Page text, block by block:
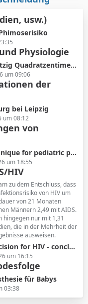
usw.)
Physiologie
Quadratzentimeter!
um 09:06
der
bei Leipzig
um 08:12
von
phimosis treatment
um 18:55
HIV
zu dem Entschluss, dass
von HIV um
von 21 Monaten
Männern 2,49 mit AIDS.
hingegen nur mit 1,31
die in der Mehrheit der
ausweisen.
sensitive to assumptions
um 16:15
für Babys
03:38